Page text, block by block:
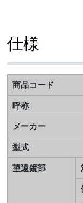
仕様
商品コード
呼称
メーカー
型式
望遠鏡部